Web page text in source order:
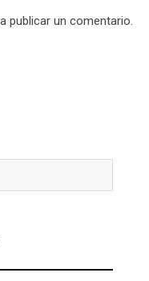
publicar un comentario.